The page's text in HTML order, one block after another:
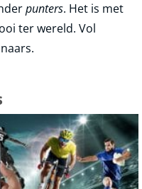
punters. Het is met
ter wereld. Vol